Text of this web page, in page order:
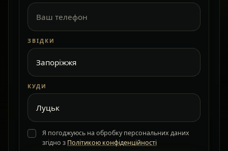
ЗВІДКИ
КУДИ
Я погоджуюсь на обробку персональних даних
згідно з Політикою конфіденційності